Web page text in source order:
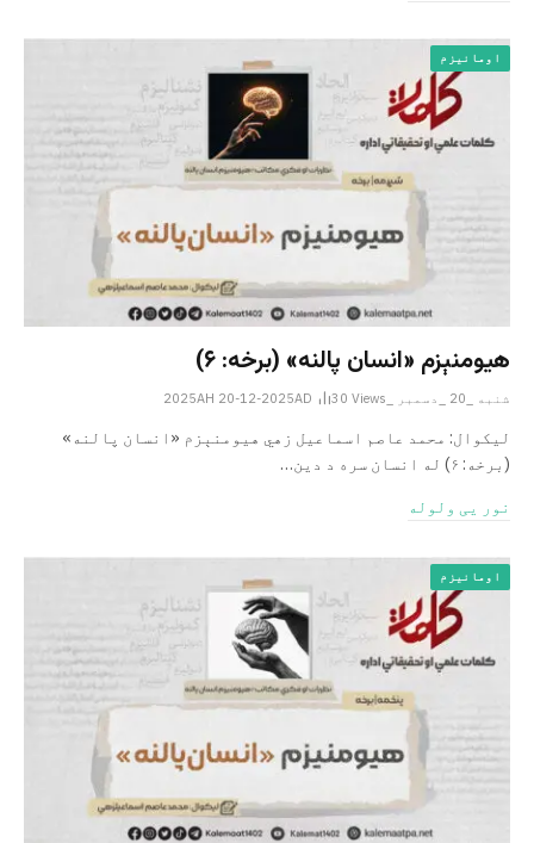
اومانیزم
هیومنېزم «انسان پالنه» (برخه: ۶)
شنبه _20 _دسمبر _2025AH 20-12-2025AD 30 Views
لیکوال: محمد عاصم اسماعیل‌ زهي هیومنېزم «انسان پالنه»
(برخه: ۶) له انسان سره د دین…
نور یی ولوله
اومانیزم